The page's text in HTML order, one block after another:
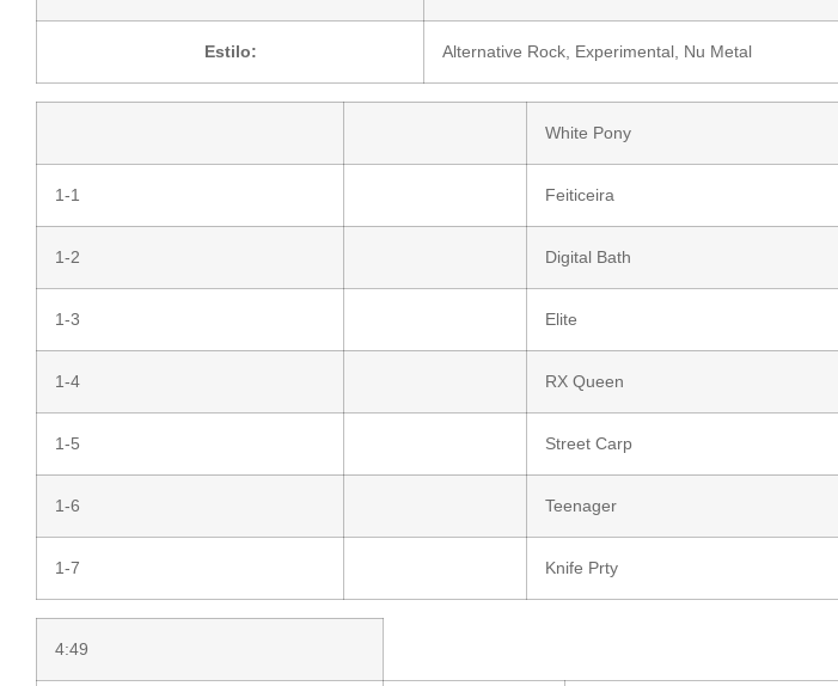
Estilo: Alternative Rock Experimental Nu Metal
White Pony
1-1 Feiticeira
1-2 Digital Bath
1-3 Elite
1-4 RX Queen
1-5 Street Carp
1-6 Teenager
1-7 Knife Prty
4:49